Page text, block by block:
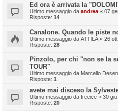
Ed ora è arrivata la
Ultimo messaggio da andrea « 07
Risposte: 14
Canalone. Quando le piste
Ultimo messaggio da ATTILA « 26
Risposte: 28
Pinzolo, per chi "non se la
TOUR"
Ultimo messaggio da Marcello
Risposte: 1
avete mai disceso la
Ultimo messaggio da freeice « 30
Risposte: 20